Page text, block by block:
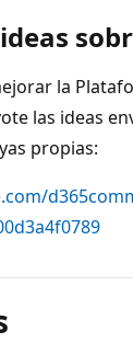
la
las ideas
propias: